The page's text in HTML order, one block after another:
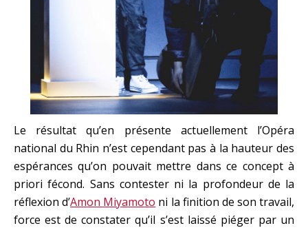
Le résultat qu’en présente actuellement l’Opéra
national du Rhin n’est cependant pas à la hauteur des
espérances qu’on pouvait mettre dans ce concept à
priori fécond. Sans contester ni la profondeur de la
réflexion d’Amon Miyamoto ni la finition de son travail,
force est de constater qu’il s’est laissé piéger par un